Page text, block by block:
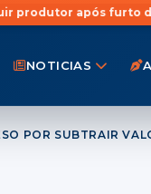
furto de 21 cabeças
NOTICIAS